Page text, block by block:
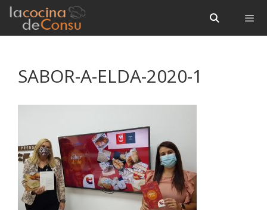
Saltar
contenido
Saltar
contenido
SABOR-A-ELDA-2020-1